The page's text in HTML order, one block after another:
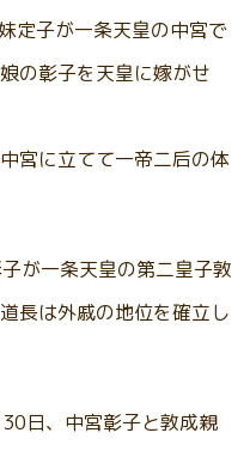
定子が一条天皇の中宮で
の彰子を天皇に嫁がせ
宮に立てて一帝二后の体
が一条天皇の第二皇子敦
長は外戚の地位を確立し
日、中宮彰子と敦成親